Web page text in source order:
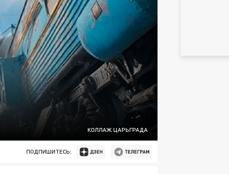
КОЛЛАЖ ЦАРЬГРАДА
ПОДПИШИТЕСЬ: